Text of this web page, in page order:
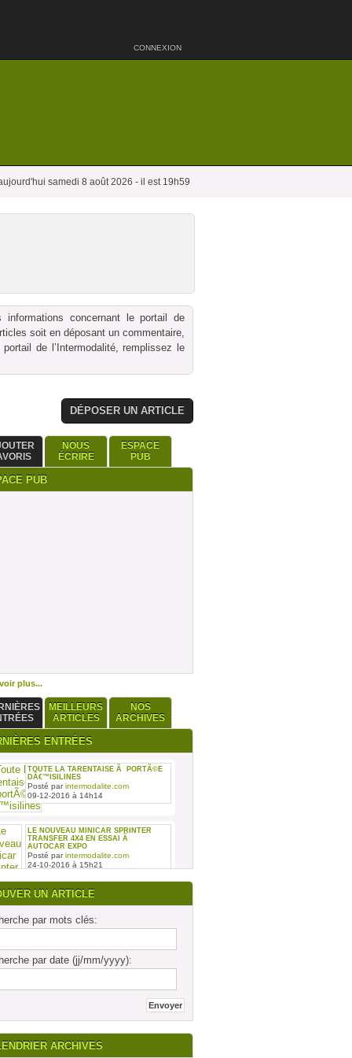
CONNEXION
samedi 8 août 2026 - il est 19h59
concernant le portail de
soit en déposant un commentaire,
de l’Intermodalité, remplissez le
DÉPOSER UN ARTICLE
NOUS
ÉCRIRE
ESPACE
PUB
PUB
plus...
MEILLEURS
ARTICLES
NOS
ARCHIVES
ENTRÉES
TOUTE LA TARENTAISE Ã PORTÃ©E
DÂ€™ISILINES
Posté parintermodalite.com
09-12-2016 à 14h14
LE NOUVEAU MINICAR SPRINTER
TRANSFER 4X4 EN ESSAI Ã
AUTOCAR EXPO
Posté parintermodalite.com
24-10-2016 à 15h21
REMISE DES SIX PREMIERS INTOURO
MERCEDES-BENZ ASSEMBLÃ©S SUR
LE SITE DAIMLER BUSES DE LIGNY-
28-09-2016 à 17h19
UN ARTICLE
par mots clés:
par date (jj/mm/yyyy):
ARCHIVES